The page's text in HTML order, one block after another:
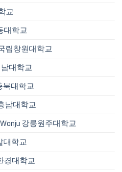
교
대학교
립창원대학교
남대학교
북대학교
남대학교
Wonju 강릉원주대학교
대학교
경대학교